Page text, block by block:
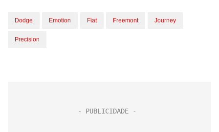
Dodge Emotion Fiat Freemont Journey
Precision